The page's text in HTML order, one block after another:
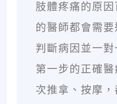
肢體疼痛的原
的醫師都會需
判斷病因並一
第一步的正確
次推拿、按摩